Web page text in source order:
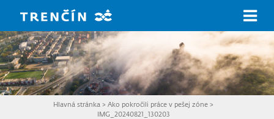
Hlavná stránka >Ako pokročili práce v pešej zóne >
IMG_20240821_130203